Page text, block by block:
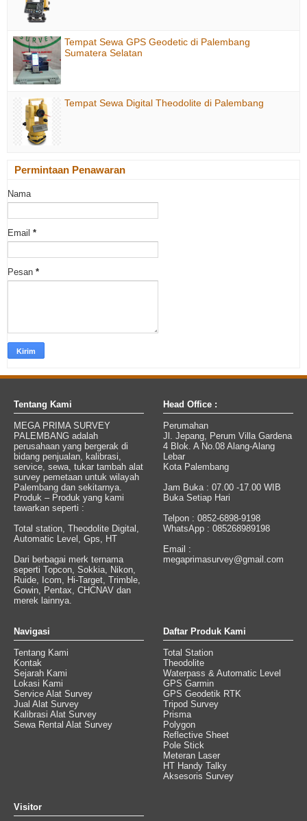
Tempat Sewa GPS Geodetic di Palembang
Sumatera Selatan
Tempat Sewa Digital Theodolite di Palembang
Permintaan Penawaran
Nama
Email *
Pesan *
Tentang Kami
MEGA PRIMA SURVEY
PALEMBANG adalah
perusahaan yang bergerak di
bidang penjualan, kalibrasi,
service, sewa, tukar tambah alat
survey pemetaan untuk wilayah
Palembang dan sekitarnya.
Produk – Produk yang kami
tawarkan seperti :
Total station, Theodolite Digital,
Automatic Level, Gps, HT
Dari berbagai merk ternama
seperti Topcon, Sokkia, Nikon,
Ruide, Icom, Hi-Target, Trimble,
Gowin, Pentax, CHCNAV dan
merek lainnya.
Head Office :
Perumahan
Jl. Jepang, Perum Villa Gardena
4 Blok. A No.08 Alang-Alang
Lebar
Kota Palembang
Jam Buka : 07.00 -17.00 WIB
Buka Setiap Hari
Telpon : 0852-6898-9198
WhatsApp : 085268989198
Email :
megaprimasurvey@gmail.com
Navigasi
Tentang Kami
Kontak
Sejarah Kami
Lokasi Kami
Service Alat Survey
Jual Alat Survey
Kalibrasi Alat Survey
Sewa Rental Alat Survey
Daftar Produk Kami
Total Station
Theodolite
Waterpass & Automatic Level
GPS Garmin
GPS Geodetik RTK
Tripod Survey
Prisma
Polygon
Reflective Sheet
Pole Stick
Meteran Laser
HT Handy Talky
Aksesoris Survey
Visitor